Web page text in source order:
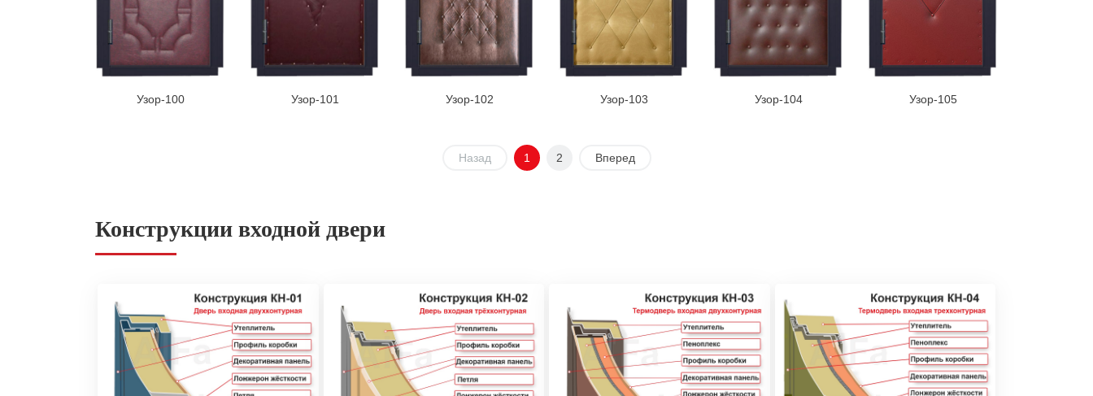
Узор-100 Узор-101 Узор-102 Узор-103 Узор-104 Узор-105
Назад 1 2 Вперед
Конструкции входной двери